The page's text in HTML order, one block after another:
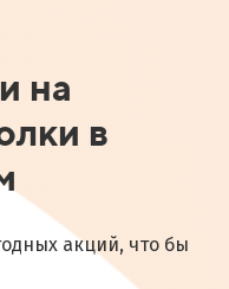
на
в
акций, что бы